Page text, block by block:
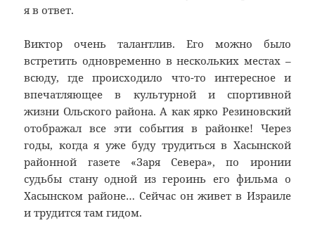
я в ответ.
Виктор очень талантлив. Его можно было
встретить одновременно в нескольких местах –
всюду, где происходило что-то интересное и
впечатляющее в культурной и спортивной
жизни Ольского района. А как ярко Резиновский
отображал все эти события в районке! Через
годы, когда я уже буду трудиться в Хасынской
районной газете «Заря Севера», по иронии
судьбы стану одной из героинь его фильма о
Хасынском районе… Сейчас он живет в Израиле
и трудится там гидом.